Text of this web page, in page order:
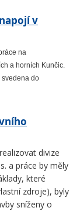
v
na
a horních Kunčic.
svedena do
divize
a práce by měly
které
zdroje), byly
sníženy o